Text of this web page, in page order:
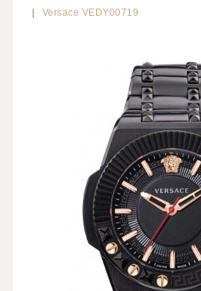
Versace VEDY00719